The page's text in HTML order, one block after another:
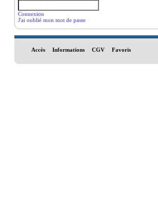
Connexion
J'ai oublié mon mot de passe
Accès Informations CGV Favoris